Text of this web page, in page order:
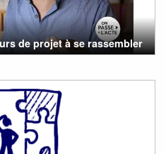
de projet à se rassembler